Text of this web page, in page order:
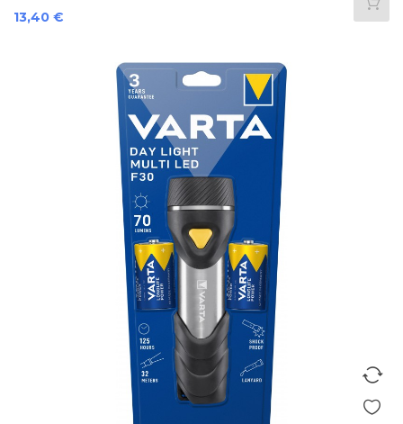
Preis
13,40 €